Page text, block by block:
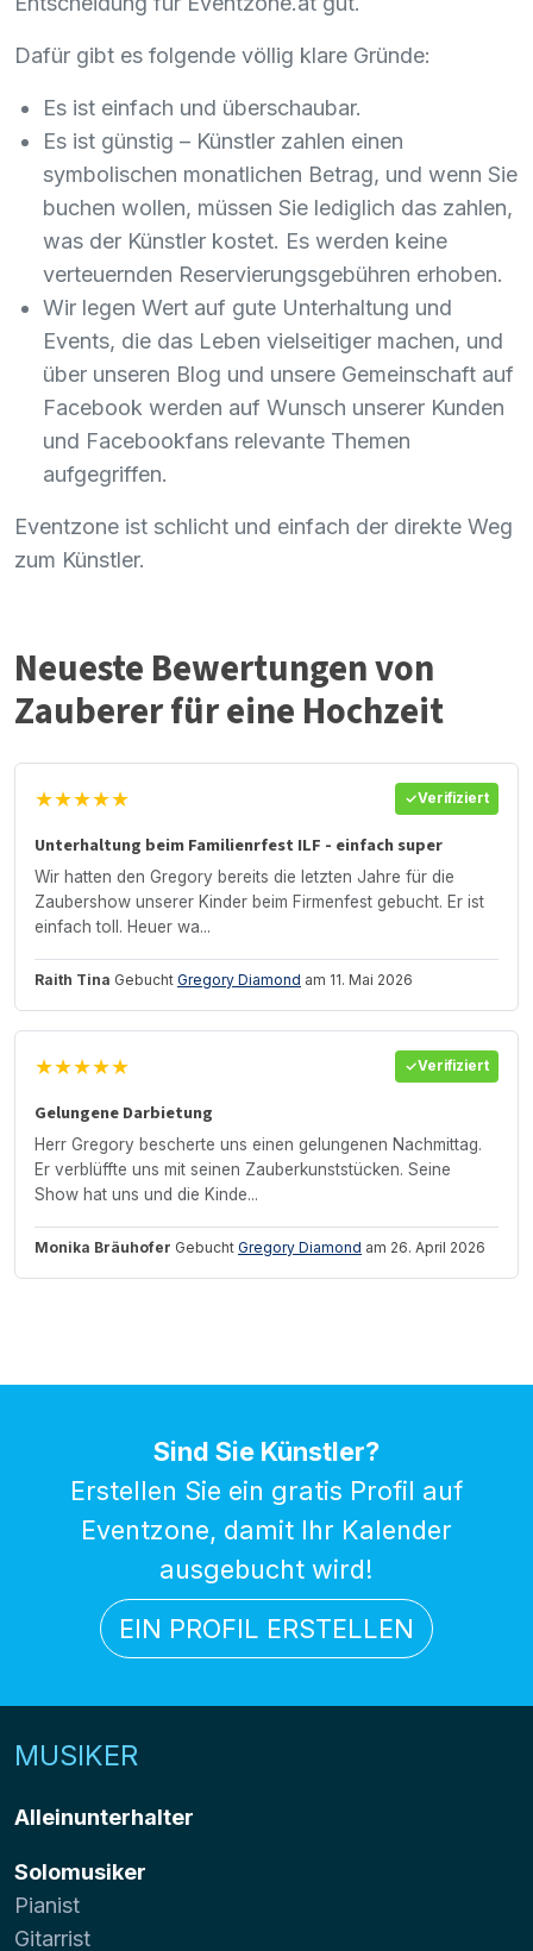
Dafür gibt es folgende völlig klare Gründe:
Es ist einfach und überschaubar.
Es ist günstig – Künstler zahlen einen
symbolischen monatlichen Betrag, und wenn Sie
buchen wollen, müssen Sie lediglich das zahlen,
was der Künstler kostet. Es werden keine
verteuernden Reservierungsgebühren erhoben.
Wir legen Wert auf gute Unterhaltung und
Events, die das Leben vielseitiger machen, und
über unseren Blog und unsere Gemeinschaft auf
Facebook werden auf Wunsch unserer Kunden
und Facebookfans relevante Themen
aufgegriffen.
Eventzone ist schlicht und einfach der direkte Weg
zum Künstler.
Neueste Bewertungen von
Zauberer für eine Hochzeit
★★★★★ Verifiziert
Unterhaltung beim Familienrfest ILF - einfach super
Wir hatten den Gregory bereits die letzten Jahre für die
Zaubershow unserer Kinder beim Firmenfest gebucht. Er ist
einfach toll. Heuer wa...
Raith Tina Gebucht Gregory Diamond am 11. Mai 2026
★★★★★ Verifiziert
Gelungene Darbietung
Herr Gregory bescherte uns einen gelungenen Nachmittag.
Er verblüffte uns mit seinen Zauberkunststücken. Seine
Show hat uns und die Kinde...
Monika Bräuhofer Gebucht Gregory Diamond am 26. April 2026
Sind Sie Künstler?
Erstellen Sie ein gratis Profil auf
Eventzone, damit Ihr Kalender
ausgebucht wird!
EIN PROFIL ERSTELLEN
MUSIKER
Alleinunterhalter
Solomusiker
Pianist
Gitarrist